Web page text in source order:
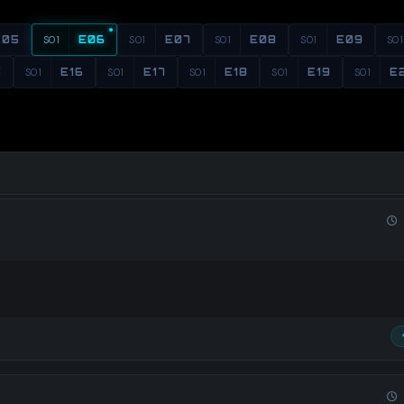
S01 E06 S01 E07 S01 E08 S01 E09 S01
S01 E16 S01 E17 S01 E18 S01 E19 S01